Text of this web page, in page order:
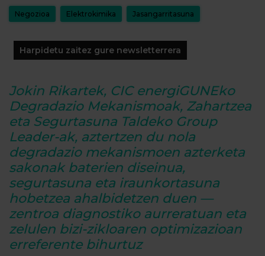
Negozioa Elektrokimika Jasangarritasuna
Harpidetu zaitez gure newsletterrera
Jokin Rikartek, CIC energiGUNEko
Degradazio Mekanismoak, Zahartzea
eta Segurtasuna Taldeko Group
Leader-ak, aztertzen du nola
degradazio mekanismoen azterketa
sakonak baterien diseinua,
segurtasuna eta iraunkortasuna
hobetzea ahalbidetzen duen —
zentroa diagnostiko aurreratuan eta
zelulen bizi-zikloaren optimizazioan
erreferente bihurtuz